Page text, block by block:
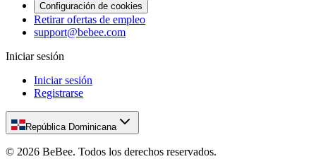
Configuración de cookies
Retirar ofertas de empleo
support@bebee.com
Iniciar sesión
Iniciar sesión
Registrarse
República Dominicana
© 2026 BeBee. Todos los derechos reservados.